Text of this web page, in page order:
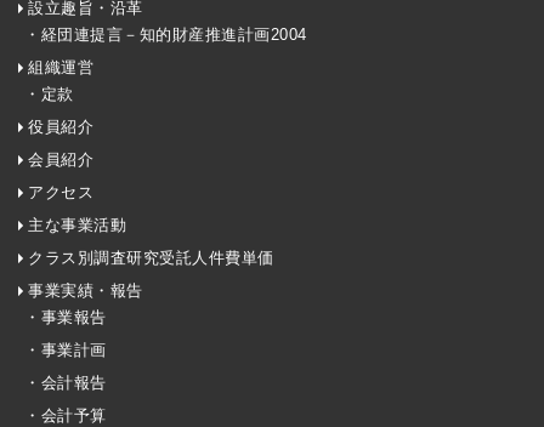
設立趣旨・沿革
・経団連提言－知的財産推進計画2004
組織運営
・定款
役員紹介
会員紹介
アクセス
主な事業活動
クラス別調査研究受託人件費単価
事業実績・報告
・事業報告
・事業計画
・会計報告
・会計予算